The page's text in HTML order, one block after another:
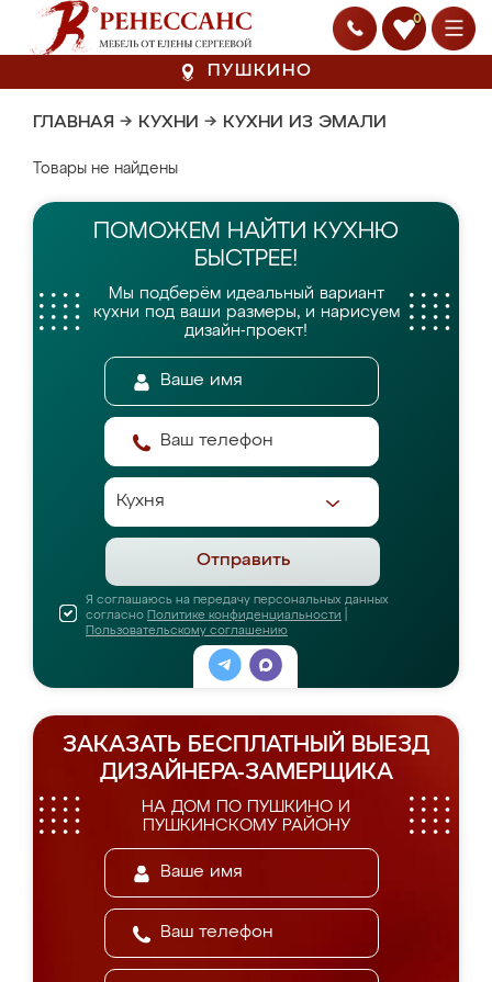
0
ПУШКИНО
ГЛАВНАЯ → КУХНИ → КУХНИ ИЗ ЭМАЛИ
Товары не найдены
ПОМОЖЕМ НАЙТИ КУХНЮ
БЫСТРЕЕ!
Мы подберём идеальный вариант
кухни под ваши размеры, и нарисуем
дизайн-проект!
Отправить
Я соглашаюсь на передачу персональных данных
согласно Политике конфиденциальности
Пользовательскому соглашению
ЗАКАЗАТЬ БЕСПЛАТНЫЙ ВЫЕЗД
ДИЗАЙНЕРА-ЗАМЕРЩИКА
НА ДОМ ПО ПУШКИНО И
ПУШКИНСКОМУ РАЙОНУ